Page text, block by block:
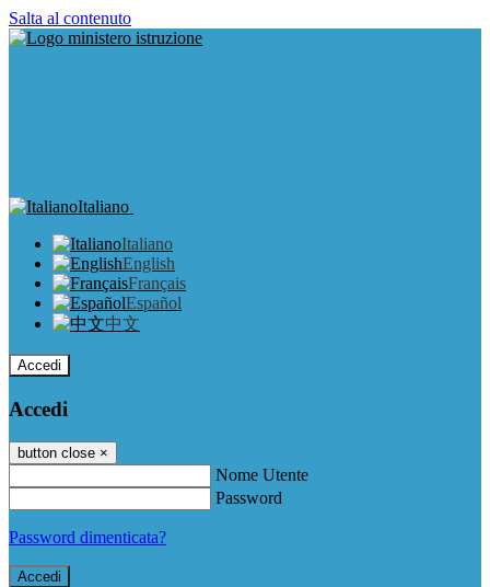
Salta al contenuto
Italiano
Italiano
English
Français
Español
中文
Accedi
Accedi
button close ×
Nome Utente
Password
Password dimenticata?